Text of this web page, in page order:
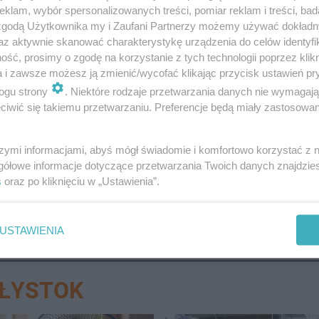
61-latkowi łącznie 4 zarzutów - dopuszczenia się
oraz kierowania wobec pokrzywdzonych gróźb
grozi do 15 lat pozbawienia wolności. Sąd na wniosek
mieszkańca powiatu hajnowskiego na okres 3
karany za czyny pedofilskie- dodaje oficer prasowy
wybór spersonalizowanych treści, pomiar reklam i treści,
Użytkownika my i Zaufani Partnerzy możemy używać
aktywnie skanować charakterystykę urządzenia do celów
prosimy o zgodę na korzystanie z tych technologii poprzez
i zawsze możesz ją zmienić/wycofać klikając przycisk ustawień
strony
. Niektóre rodzaje przetwarzania danych nie
się takiemu przetwarzaniu. Preferencje będą miały
informacjami, abyś mógł świadomie i komfortowo korzystać z
informacje dotyczące przetwarzania Twoich danych
oraz po kliknięciu w „Ustawienia”.
USTAWIENIA